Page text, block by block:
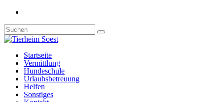
Startseite
Vermittlung
Hundeschule
Urlaubsbetreuung
Helfen
Sonstiges